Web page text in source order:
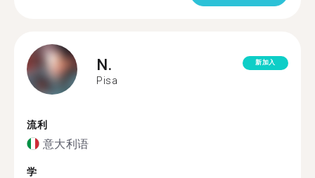
N.
Pisa
新加入
流利
意大利语
学